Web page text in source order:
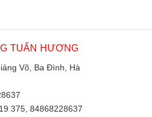
TUẤN HƯƠNG
Võ, Ba Đình, Hà
375, 84868228637